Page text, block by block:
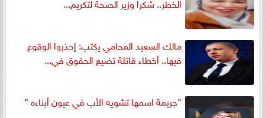
مالك السعيد المحامي يكتب: إحذروا الوقوع
فيها.. أخطاء قاتلة تضيع الحقوق في...
”جريمة اسمها تشويه الأب في عيون أبناءه ”